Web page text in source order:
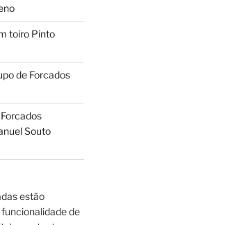
toiro Pinto
de Forcados
Souto
estão
de